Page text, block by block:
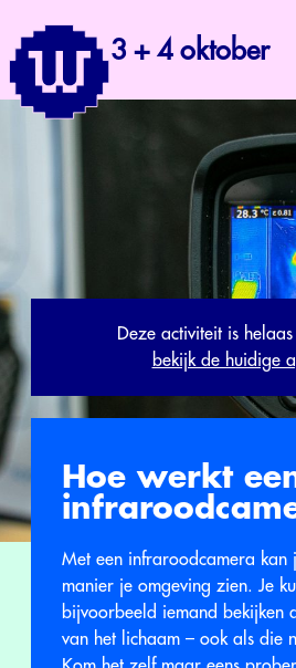
3 + 4 oktober
Deze activiteit is
bekijk de huidige
Hoe werkt
Met een infraroodcamera kan
manier je omgeving zien. Je
bijvoorbeeld iemand bekijken
van het lichaam – ook als die